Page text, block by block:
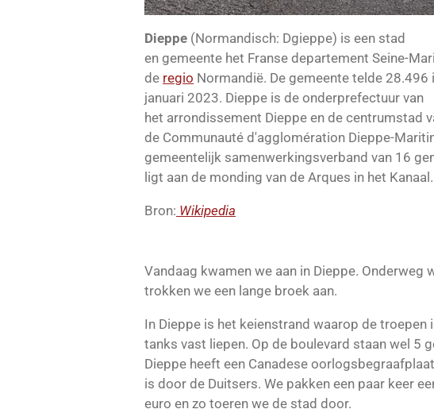
Dieppe (Normandisch: Dgieppe) is een stad
en gemeente het Franse departement Seine-
de regio Normandië. De gemeente telde 28.496
januari 2023. Dieppe is de onderprefectuur van
het arrondissement Dieppe en de centrumstad
de Communauté d'agglomération Dieppe-
gemeentelijk samenwerkingsverband van 16
ligt aan de monding van de Arques in het Kanaal .
Bron: Wikipedia
Vandaag kwamen we aan in Dieppe. Onderweg
trokken we een lange broek aan.
In Dieppe is het keienstrand waarop de troepen
tanks vast liepen. Op de boulevard staan wel 5
Dieppe heeft een Canadese
is door de Duitsers. We pakken een paar keer
euro en zo toeren we de stad door.